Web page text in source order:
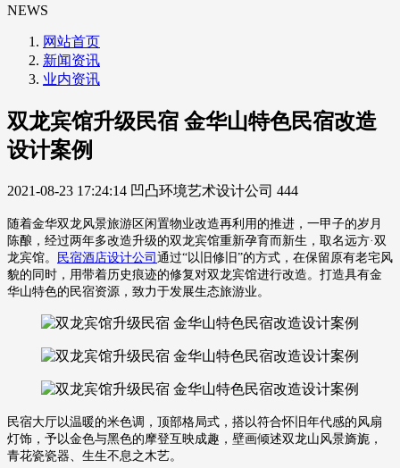
NEWS
网站首页
新闻资讯
业内资讯
双龙宾馆升级民宿 金华山特色民宿改造
设计案例
2021-08-23 17:24:14 凹凸环境艺术设计公司 444
随着金华双龙风景旅游区闲置物业改造再利用的推进，一甲子的岁月
陈酿，经过两年多改造升级的双龙宾馆重新孕育而新生，取名远方·双
龙宾馆。
民宿酒店设计公司 通过“以旧修旧”的方式，在保留原有老宅风
貌的同时，用带着历史痕迹的修复对双龙宾馆进行改造。打造具有金
华山特色的民宿资源，致力于发展生态旅游业。
民宿大厅以温暖的米色调，顶部格局式，搭以符合怀旧年代感的风扇
灯饰，予以金色与黑色的摩登互映成趣，壁画倾述双龙山风景旖旎，
青花瓷瓷器、生生不息之木艺。